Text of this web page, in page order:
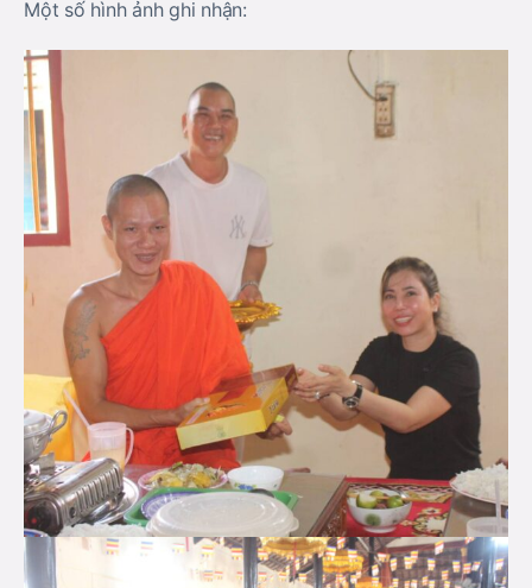
Một số hình ảnh ghi nhận: